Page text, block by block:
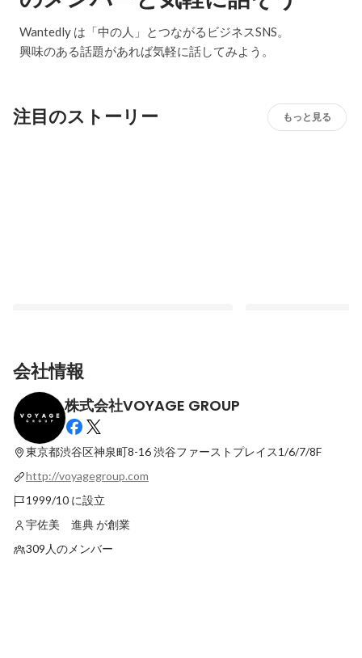
Wantedly は「中の人」とつながるビジネスSNS。
興味のある話題があれば気軽に話してみよう。
注目のストーリー もっと見る
builderscon tokyo 2017 で #ajitofm の公
開収録をしました！
最新順で表示 最新順で表示
会社情報
株式会社VOYAGE GROUP
東京都渋谷区神泉町8-16渋谷ファーストプレイス1/6/7/8F
http://voyagegroup.com
1999/10 に設立
宇佐美 進典 が創業
309人のメンバー